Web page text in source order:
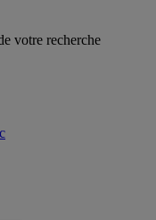
votre recherche